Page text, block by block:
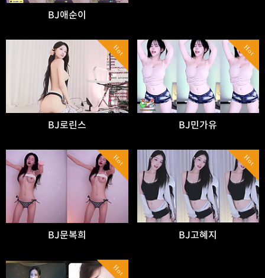
BJ애순이
Hot
BJ로린스
Hot
BJ민가유
Hot
BJ문복희
Hot
BJ고혜지
Hot